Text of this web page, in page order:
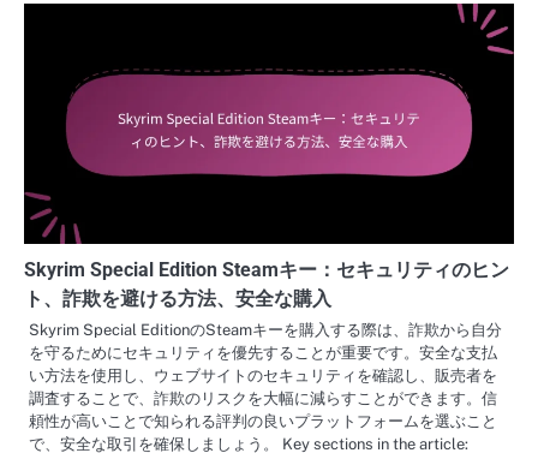
Skyrim Special Edition Steamキー：セキュリティのヒン
ト、詐欺を避ける方法、安全な購入
Skyrim Special EditionのSteamキーを購入する際は、詐欺から自分
を守るためにセキュリティを優先することが重要です。安全な支払
い方法を使用し、ウェブサイトのセキュリティを確認し、販売者を
調査することで、詐欺のリスクを大幅に減らすことができます。信
頼性が高いことで知られる評判の良いプラットフォームを選ぶこと
で、安全な取引を確保しましょう。 Key sections in the article: